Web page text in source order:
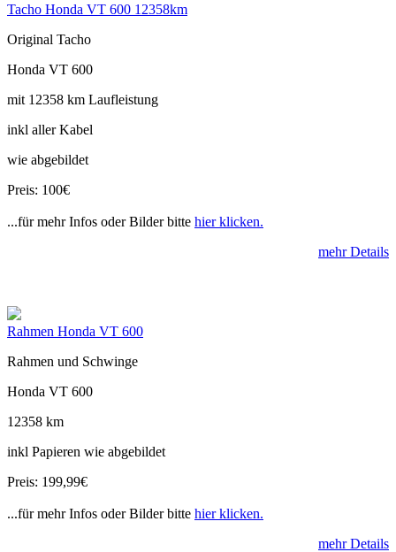
Tacho Honda VT 600 12358km
Original Tacho
Honda VT 600
mit 12358 km Laufleistung
inkl aller Kabel
wie abgebildet
Preis: 100€
...für mehr Infos oder Bilder bitte hier klicken.
mehr Details
Rahmen Honda VT 600
Rahmen und Schwinge
Honda VT 600
12358 km
inkl Papieren wie abgebildet
Preis: 199,99€
...für mehr Infos oder Bilder bitte hier klicken.
mehr Details